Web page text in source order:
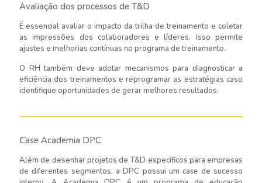
Avaliação dos processos de T&D
É essencial avaliar o impacto da trilha de treinamento e coletar
as impressões dos colaboradores e líderes. Isso permite
ajustes e melhorias contínuas no programa de treinamento.
O RH também deve adotar mecanismos para diagnosticar a
eficiência dos treinamentos e reprogramar as estratégias caso
identifique oportunidades de gerar melhores resultados.
Case Academia DPC
Além de desenhar projetos de T&D específicos para empresas
de diferentes segmentos, a DPC possui umcase de sucesso